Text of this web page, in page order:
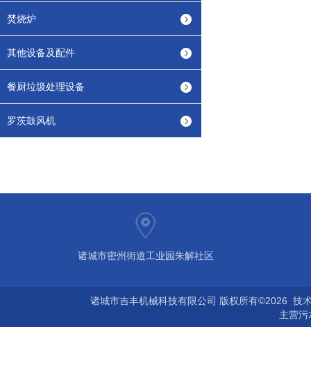
焚烧炉
其他设备及配件
餐厨垃圾处理设备
罗茨鼓风机
诸城市密州街道工业园朱解社区
诸城市吉丰机械科技有限公司 版权所有©2026 技
主营污